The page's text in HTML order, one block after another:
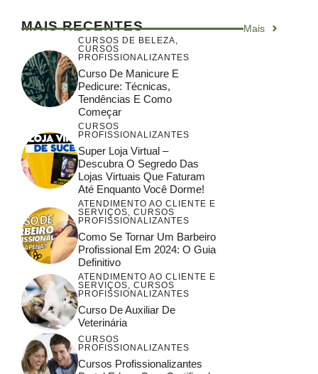
MAIS RECENTES Mais
CURSOS DE BELEZA
CURSOS
PROFISSIONALIZANTES
Curso De Manicure E
Pedicure: Técnicas,
Tendências E Como
Começar
CURSOS
PROFISSIONALIZANTES
Super Loja Virtual –
Descubra O Segredo Das
Lojas Virtuais Que Faturam
Até Enquanto Você Dorme!
ATENDIMENTO AO CLIENTE E
SERVIÇOS
CURSOS
PROFISSIONALIZANTES
Como Se Tornar Um Barbeiro
Profissional Em 2024: O Guia
Definitivo
ATENDIMENTO AO CLIENTE E
SERVIÇOS
CURSOS
PROFISSIONALIZANTES
Curso De Auxiliar De
Veterinária
CURSOS
PROFISSIONALIZANTES
Cursos Profissionalizantes